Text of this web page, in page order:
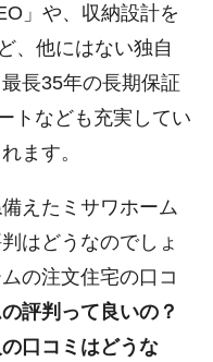
」や、収納設計を
、他にはない独自
長35年の長期保証
トなども充実してい
ます。
えたミサワホーム
はどうなのでしょ
の注文住宅の口コ
評判って良いの？
口コミはどうな